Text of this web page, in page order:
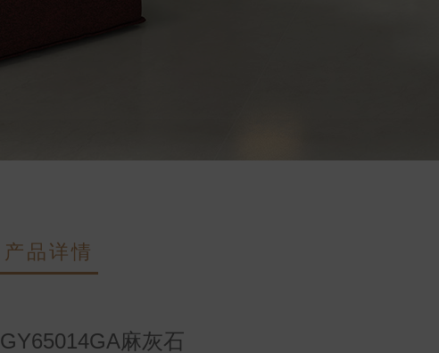
产品详情
GY65014GA麻灰石